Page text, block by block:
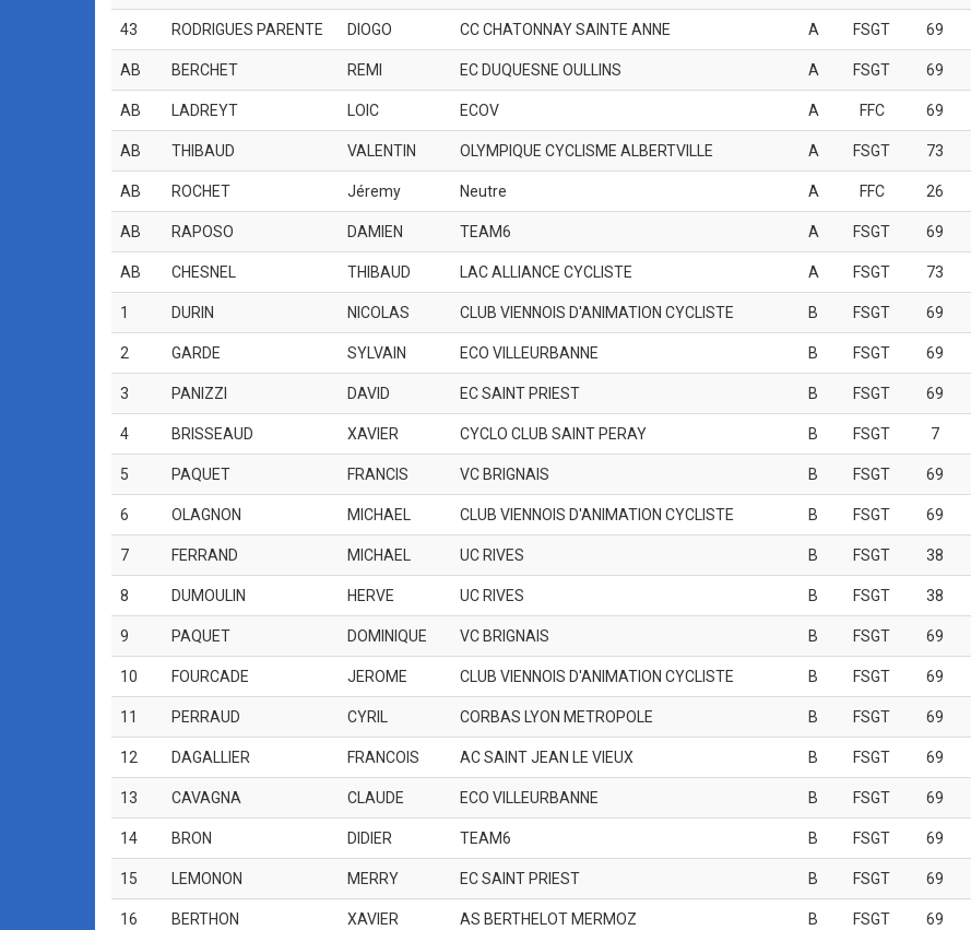
43 RODRIGUES PARENTE DIOGO CC CHATONNAY SAINTE ANNE A FSGT 69
AB BERCHET REMI EC DUQUESNE OULLINS A FSGT 69
AB LADREYT LOIC ECOV A FFC 69
AB THIBAUD VALENTIN OLYMPIQUE CYCLISME ALBERTVILLE A FSGT 73
AB ROCHET Jéremy Neutre A FFC 26
AB RAPOSO DAMIEN TEAM6 A FSGT 69
AB CHESNEL THIBAUD LAC ALLIANCE CYCLISTE A FSGT 73
1 DURIN NICOLAS CLUB VIENNOIS D'ANIMATION CYCLISTE B FSGT 69
2 GARDE SYLVAIN ECO VILLEURBANNE B FSGT 69
3 PANIZZI DAVID EC SAINT PRIEST B FSGT 69
4 BRISSEAUD XAVIER CYCLO CLUB SAINT PERAY B FSGT 7
5 PAQUET FRANCIS VC BRIGNAIS B FSGT 69
6 OLAGNON MICHAEL CLUB VIENNOIS D'ANIMATION CYCLISTE B FSGT 69
7 FERRAND MICHAEL UC RIVES B FSGT 38
8 DUMOULIN HERVE UC RIVES B FSGT 38
9 PAQUET DOMINIQUE VC BRIGNAIS B FSGT 69
10 FOURCADE JEROME CLUB VIENNOIS D'ANIMATION CYCLISTE B FSGT 69
11 PERRAUD CYRIL CORBAS LYON METROPOLE B FSGT 69
12 DAGALLIER FRANCOIS AC SAINT JEAN LE VIEUX B FSGT 69
13 CAVAGNA CLAUDE ECO VILLEURBANNE B FSGT 69
14 BRON DIDIER TEAM6 B FSGT 69
15 LEMONON MERRY EC SAINT PRIEST B FSGT 69
16 BERTHON XAVIER AS BERTHELOT MERMOZ B FSGT 69